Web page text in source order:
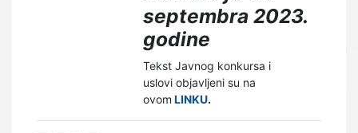
septembra 2023.
godine
Tekst Javnog konkursa i
uslovi objavljeni su na
ovom LINKU.